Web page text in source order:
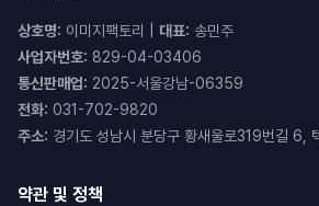
상호명: 이미지팩토리 대표: 송민주
사업자번호: 829-04-03406
통신판매업: 2025-서울강남-06359
전화: 031-702-9820
주소: 경기도 성남시 분당구 황새울로319번길 6,
약관 및 정책